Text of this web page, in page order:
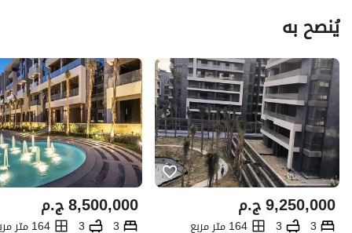
يُنصح به
ج.م9,250,000
3
3 164 متر مربع
ج.م8,500,000
3
3 164 متر مربع